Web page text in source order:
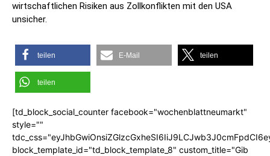
wirtschaftlichen Risiken aus Zollkonflikten mit den USA
unsicher.
teilen E-Mail teilen
teilen
[td_block_social_counter facebook="wochenblattneumarkt"
style=""
block_template_id="td_block_template_8" custom_title="Gib